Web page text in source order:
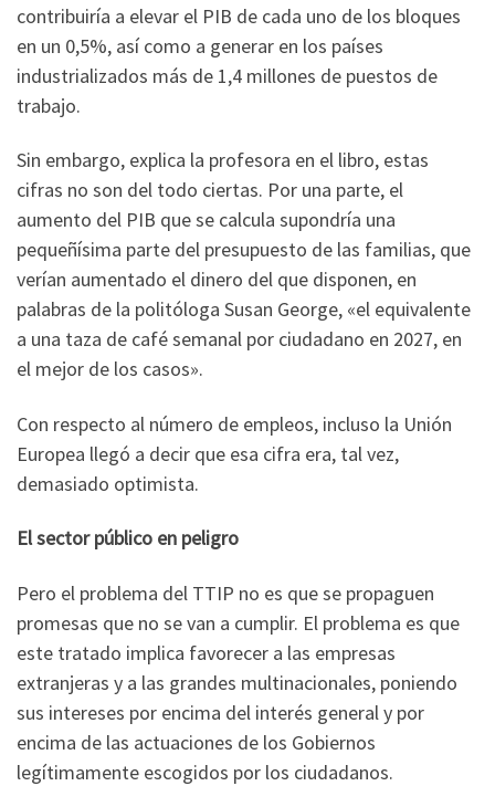
contribuiría a elevar el PIB de cada uno de los bloques
en un 0,5%, así como a generar en los países
industrializados más de 1,4 millones de puestos de
trabajo.
Sin embargo, explica la profesora en el libro, estas
cifras no son del todo ciertas. Por una parte, el
aumento del PIB que se calcula supondría una
pequeñísima parte del presupuesto de las familias, que
verían aumentado el dinero del que disponen, en
palabras de la politóloga Susan George, «el equivalente
a una taza de café semanal por ciudadano en 2027, en
el mejor de los casos».
Con respecto al número de empleos, incluso la Unión
Europea llegó a decir que esa cifra era, tal vez,
demasiado optimista.
El sector público en peligro
Pero el problema del TTIP no es que se propaguen
promesas que no se van a cumplir. El problema es que
este tratado implica favorecer a las empresas
extranjeras y a las grandes multinacionales, poniendo
sus intereses por encima del interés general y por
encima de las actuaciones de los Gobiernos
legítimamente escogidos por los ciudadanos.